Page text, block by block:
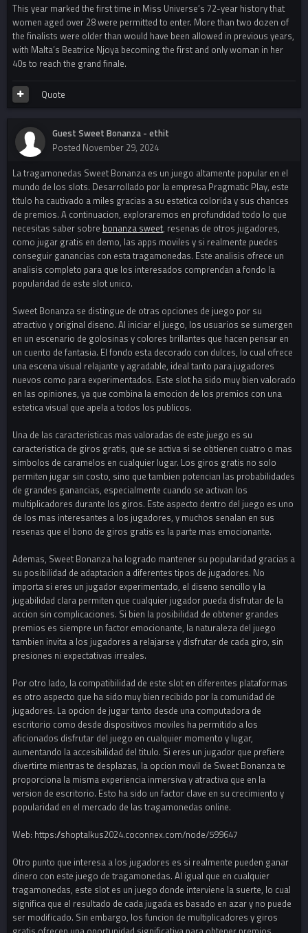
This year marked the first time in Miss Universe’s 72-year history that
women aged over 28 were permitted to enter. More than two dozen of
the finalists were older than would have been allowed in previous years,
with Malta’s Beatrice Njoya becoming the first and only woman in her
40s to reach the grand finale.
Quote
Guest Sweet Bonanza - ethit
Posted November 29, 2024
La tragamonedas Sweet Bonanza es un juego altamente popular en el
mundo de los slots. Desarrollado por la empresa Pragmatic Play, este
titulo ha cautivado a miles gracias a su estetica colorida y sus chances
de premios. A continuacion, exploraremos en profundidad todo lo que
necesitas saber sobre bonanza sweet, resenas de otros jugadores,
como jugar gratis en demo, las apps moviles y si realmente puedes
conseguir ganancias con esta tragamonedas. Este analisis ofrece un
analisis completo para que los interesados comprendan a fondo la
popularidad de este slot unico.
Sweet Bonanza se distingue de otras opciones de juego por su
atractivo y original diseno. Al iniciar el juego, los usuarios se sumergen
en un escenario de golosinas y colores brillantes que hacen pensar en
un cuento de fantasia. El fondo esta decorado con dulces, lo cual ofrece
una escena visual relajante y agradable, ideal tanto para jugadores
nuevos como para experimentados. Este slot ha sido muy bien valorado
en las opiniones, ya que combina la emocion de los premios con una
estetica visual que apela a todos los publicos.
Una de las caracteristicas mas valoradas de este juego es su
caracteristica de giros gratis, que se activa si se obtienen cuatro o mas
simbolos de caramelos en cualquier lugar. Los giros gratis no solo
permiten jugar sin costo, sino que tambien potencian las probabilidades
de grandes ganancias, especialmente cuando se activan los
multiplicadores durante los giros. Este aspecto dentro del juego es uno
de los mas interesantes a los jugadores, y muchos senalan en sus
resenas que el bono de giros gratis es la parte mas emocionante.
Ademas, Sweet Bonanza ha logrado mantener su popularidad gracias a
su posibilidad de adaptacion a diferentes tipos de jugadores. No
importa si eres un jugador experimentado, el diseno sencillo y la
jugabilidad clara permiten que cualquier jugador pueda disfrutar de la
accion sin complicaciones. Si bien la posibilidad de obtener grandes
premios es siempre un factor emocionante, la naturaleza del juego
tambien invita a los jugadores a relajarse y disfrutar de cada giro, sin
presiones ni expectativas irreales.
Por otro lado, la compatibilidad de este slot en diferentes plataformas
es otro aspecto que ha sido muy bien recibido por la comunidad de
jugadores. La opcion de jugar tanto desde una computadora de
escritorio como desde dispositivos moviles ha permitido a los
aficionados disfrutar del juego en cualquier momento y lugar,
aumentando la accesibilidad del titulo. Si eres un jugador que prefiere
divertirte mientras te desplazas, la opcion movil de Sweet Bonanza te
proporciona la misma experiencia inmersiva y atractiva que en la
version de escritorio. Esto ha sido un factor clave en su crecimiento y
popularidad en el mercado de las tragamonedas online.
Web: https://shoptalkus2024.coconnex.com/node/599647
Otro punto que interesa a los jugadores es si realmente pueden ganar
dinero con este juego de tragamonedas. Al igual que en cualquier
tragamonedas, este slot es un juego donde interviene la suerte, lo cual
significa que el resultado de cada jugada es basado en azar y no puede
ser modificado. Sin embargo, los funcion de multiplicadores y giros